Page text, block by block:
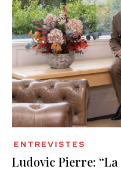
ENTREVISTES
Ludovic Pierre: